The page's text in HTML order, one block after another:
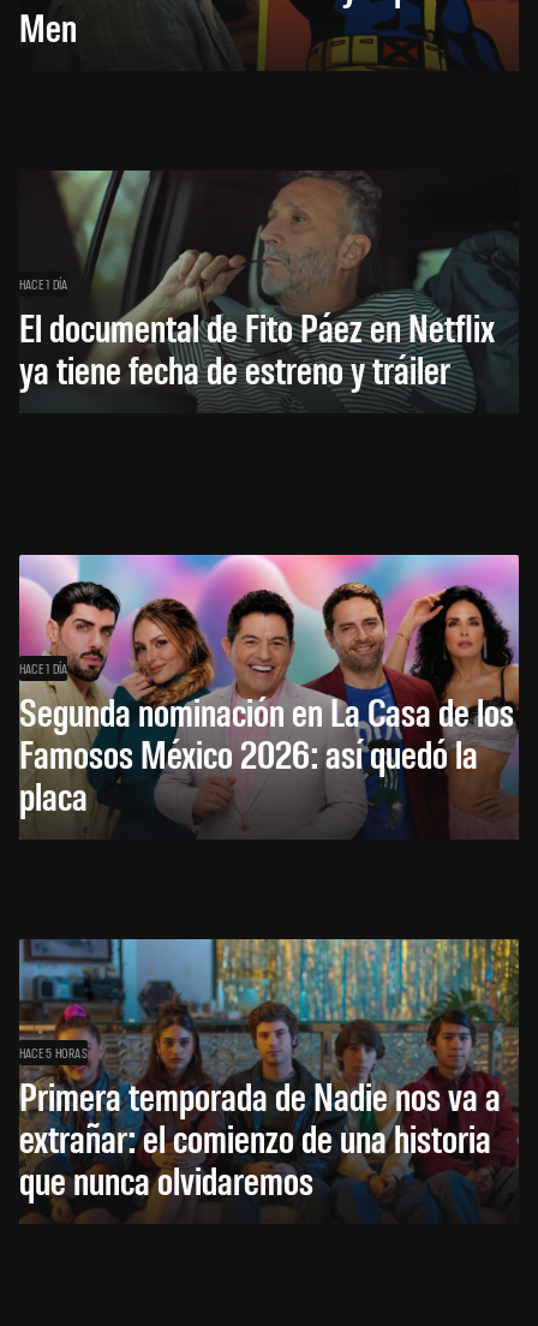
Men
HACE 1 DÍA
El documental de Fito Páez en Netflix
ya tiene fecha de estreno y tráiler
HACE 1 DÍA
Segunda nominación en La Casa de los
Famosos México 2026: así quedó la
placa
HACE 5 HORAS
Primera temporada de Nadie nos va a
extrañar: el comienzo de una historia
que nunca olvidaremos